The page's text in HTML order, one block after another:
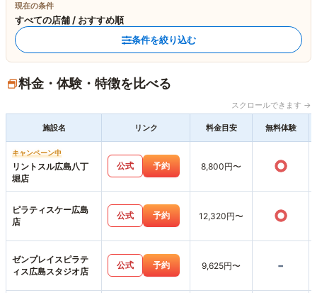
現在の条件
すべての店舗 / おすすめ順
条件を絞り込む
料金・体験・特徴を比べる
スクロールできます →
施設名 リンク 料金目安 無料体験
キャンペーン中
リントスル広島八丁
堀店
公式 予約 8,800円〜 ○
ピラティスケー広島
店
公式 予約 12,320円〜 ○
ゼンプレイスピラテ
ィス広島スタジオ店
公式 予約 9,625円〜 -